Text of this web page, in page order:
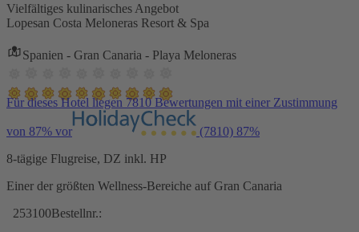
Vielfältiges kulinarisches Angebot
Lopesan Costa Meloneras Resort & Spa
Spanien - Gran Canaria - Playa Meloneras
Für dieses Hotel liegen 7810 Bewertungen mit einer Zustimmung
von 87% vor (7810) 87%
8-tägige Flugreise, DZ inkl. HP
Einer der größten Wellness-Bereiche auf Gran Canaria
253100Bestellnr.: